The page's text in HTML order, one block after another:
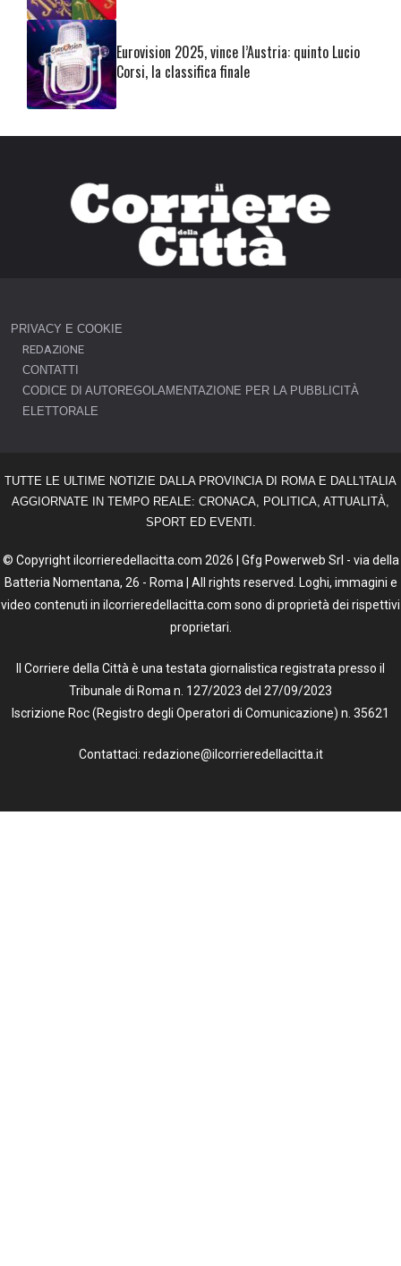
Eurovision 2025, vince l’Austria: quinto Lucio
Corsi, la classifica finale
PRIVACY E COOKIE
REDAZIONE
CONTATTI
CODICE DI AUTOREGOLAMENTAZIONE PER LA PUBBLICITÀ
ELETTORALE
TUTTE LE ULTIME NOTIZIE DALLA PROVINCIA DI ROMA E DALL'ITALIA
AGGIORNATE IN TEMPO REALE: CRONACA, POLITICA, ATTUALITÀ,
SPORT ED EVENTI.
© Copyright ilcorrieredellacitta.com 2026 | Gfg Powerweb Srl - via della
Batteria Nomentana, 26 - Roma | All rights reserved. Loghi, immagini e
video contenuti in ilcorrieredellacitta.com sono di proprietà dei rispettivi
proprietari.
Il Corriere della Città è una testata giornalistica registrata presso il
Tribunale di Roma n. 127/2023 del 27/09/2023
Iscrizione Roc (Registro degli Operatori di Comunicazione) n. 35621
Contattaci: redazione@ilcorrieredellacitta.it